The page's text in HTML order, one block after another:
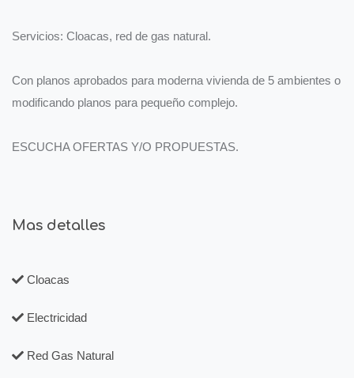
Servicios: Cloacas, red de gas natural.
Con planos aprobados para moderna vivienda de 5 ambientes o
modificando planos para pequeño complejo.
ESCUCHA OFERTAS Y/O PROPUESTAS.
Mas detalles
Cloacas
Electricidad
Red Gas Natural